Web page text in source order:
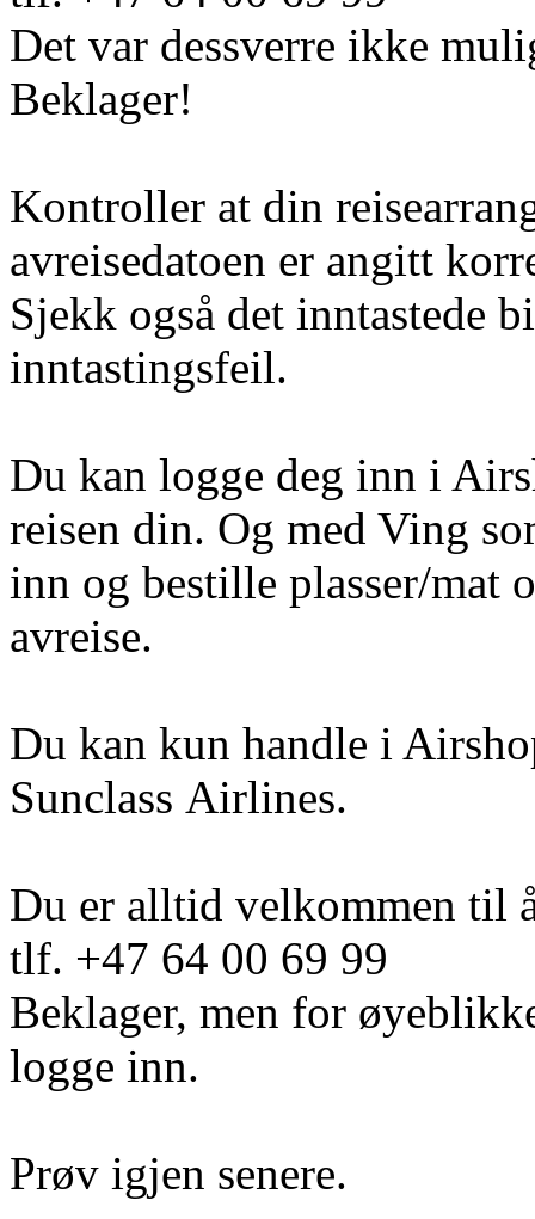
Det var dessverre ikke
Beklager!
Kontroller at din
avreisedatoen er angitt
Sjekk også det inntastede
inntastingsfeil.
Du kan logge deg inn i
reisen din. Og med Ving
inn og bestille plasser/mat
avreise.
Du kan kun handle i
Sunclass Airlines.
Du er alltid velkommen til
tlf. +47 64 00 69 99
Beklager, men for
logge inn.
Prøv igjen senere.